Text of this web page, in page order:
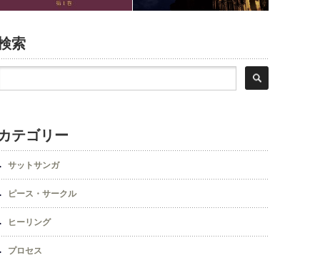
索
テゴリー
サットサンガ
ピース・サークル
ヒーリング
プロセス